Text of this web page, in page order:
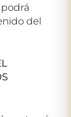
del